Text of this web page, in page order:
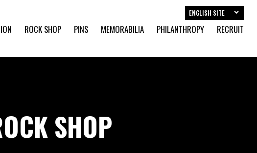
ROCK SHOP PINS MEMORABILIA PHILANTHROPY RECRUIT
ENGLISH SITE
SHOP